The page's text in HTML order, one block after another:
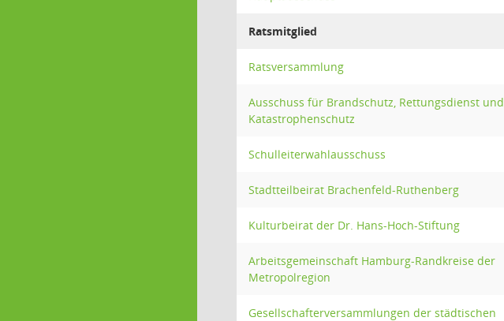
Ratsmitglied
Ratsversammlung
Ausschuss für Brandschutz, Rettungsdienst und
Katastrophenschutz
Schulleiterwahlausschuss
Stadtteilbeirat Brachenfeld-Ruthenberg
Kulturbeirat der Dr. Hans-Hoch-Stiftung
Arbeitsgemeinschaft Hamburg-Randkreise der
Metropolregion
Gesellschafterversammlungen der städtischen